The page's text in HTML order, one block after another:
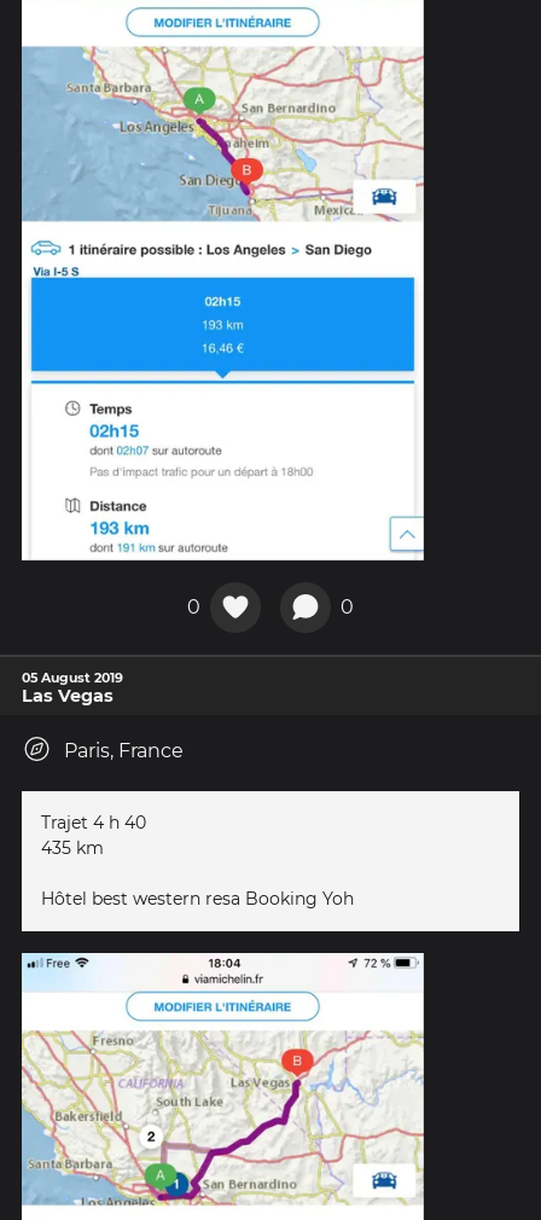
0 0
05 August 2019
Las Vegas
Paris, France
Trajet 4 h 40
435 km
Hôtel best western resa Booking Yoh